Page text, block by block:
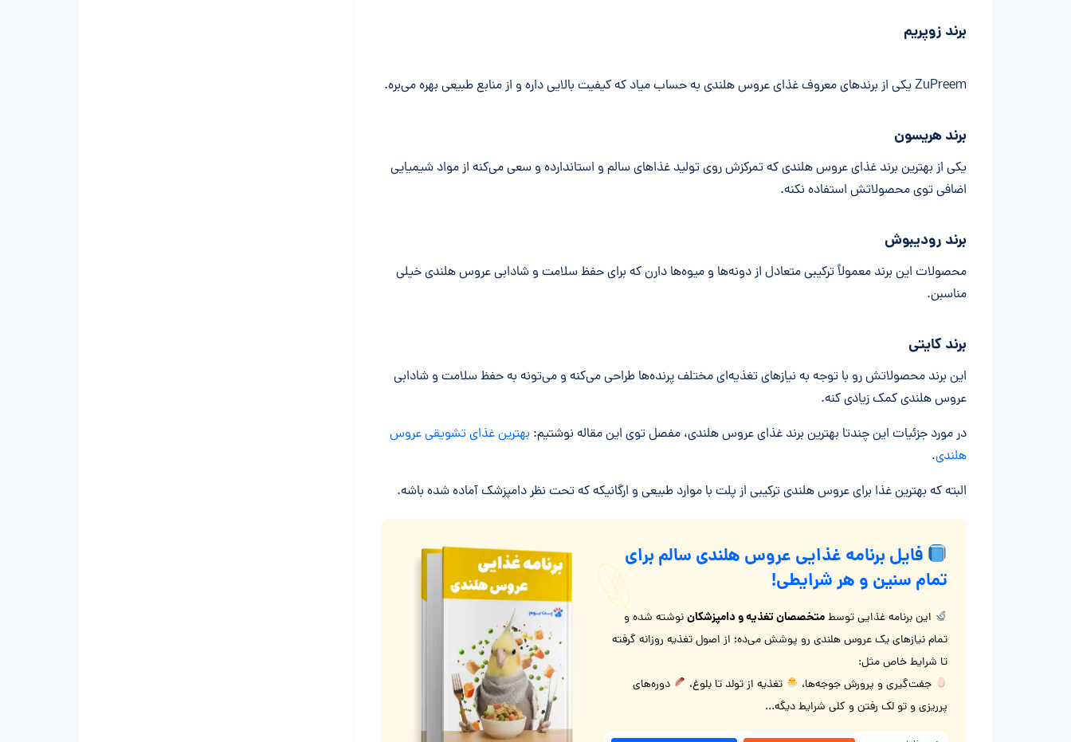
برند زوپریم
ZuPreem یکی از برندهای معروف غذای عروس هلندی به حساب میاد که کیفیت بالایی داره و از منابع طبیعی بهره می‌بره.
برند هریسون
یکی از بهترین برند غذای عروس هلندی که تمرکزش روی تولید غذاهای سالم و استاندارده و سعی می‌کنه از مواد شیمیایی
اضافی توی محصولاتش استفاده نکنه.
برند رودیبوش
محصولات این برند معمولاً ترکیبی متعادل از دونه‌ها و میوه‌ها دارن که برای حفظ سلامت و شادابی عروس هلندی خیلی
مناسبن.
برند کایتی
این برند محصولاتش رو با توجه به نیازهای تغذیه‌ای مختلف پرنده‌ها طراحی می‌کنه و می‌تونه به حفظ سلامت و شادابی
عروس هلندی کمک زیادی کنه.
در مورد جزئیات این چندتا بهترین برند غذای عروس هلندی، مفصل توی این مقاله نوشتیم: بهترین غذای تشویقی عروس
هلندی.
البته که بهترین غذا برای عروس هلندی ترکیبی از پلت با موارد طبیعی و ارگانیکه که تحت نظر دامپزشک آماده شده باشه.
فایل برنامه غذایی عروس هلندی سالم برای
تمام سنین و هر شرایطی!
این برنامه غذایی توسطمتخصصان تغذیه و دامپزشکاننوشته شده و
تمام نیازهای یک عروس هلندی رو پوشش می‌ده؛ از اصول تغذیه روزانه گرفته
تا شرایط خاص مثل:
جفت‌گیری و پرورش جوجه‌ها،
تغذیه از تولد تا بلوغ،
دوره‌های
پرریزی و تو لک رفتن و کلی شرایط دیگه...